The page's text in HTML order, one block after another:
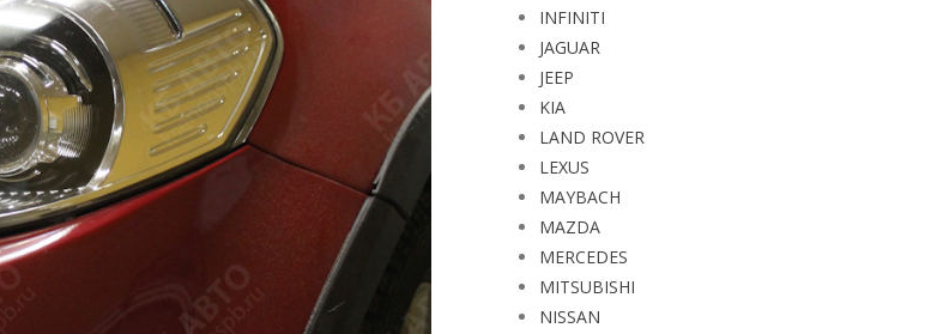
INFINITI
JAGUAR
JEEP
KIA
LAND ROVER
LEXUS
MAYBACH
MAZDA
MERCEDES
MITSUBISHI
NISSAN